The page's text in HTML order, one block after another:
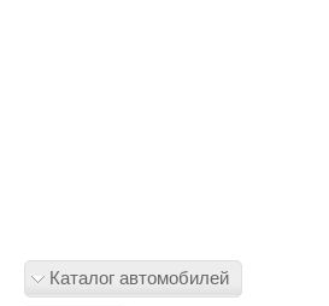
Каталог автомобилей